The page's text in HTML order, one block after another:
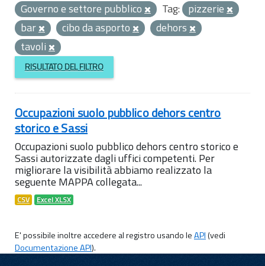
Governo e settore pubblico
Tag: pizzerie
bar
cibo da asporto
dehors
tavoli
RISULTATO DEL FILTRO
Occupazioni suolo pubblico dehors centro
storico e Sassi
Occupazioni suolo pubblico dehors centro storico e
Sassi autorizzate dagli uffici competenti. Per
migliorare la visibilità abbiamo realizzato la
seguente MAPPA collegata...
CSV Excel XLSX
E' possibile inoltre accedere al registro usando leAPI(vedi
Documentazione API).